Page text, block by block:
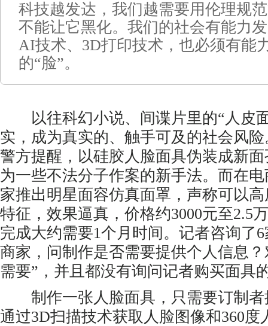
科技越发达，我们越需要用伦理规
不能让它黑化。我们的社会有能力
AI技术、3D打印技术，也必须有能
的“脸”。
以往科幻小说、间谍片里的“人皮
实，成为真实的、触手可及的社会风
警方提醒，以硅胶人脸面具伪装成新
为一些不法分子作案的新手法。而在
家推出明星面容仿真面罩，声称可以
特征，效果逼真，价格约3000元至2.5
完成大约需要1个月时间。记者咨询了
商家，问制作是否需要提供个人信息
需要”，并且都没有询问记者购买面具
制作一张人脸面具，只需要订制者
通过3D扫描技术获取人脸图像和360度